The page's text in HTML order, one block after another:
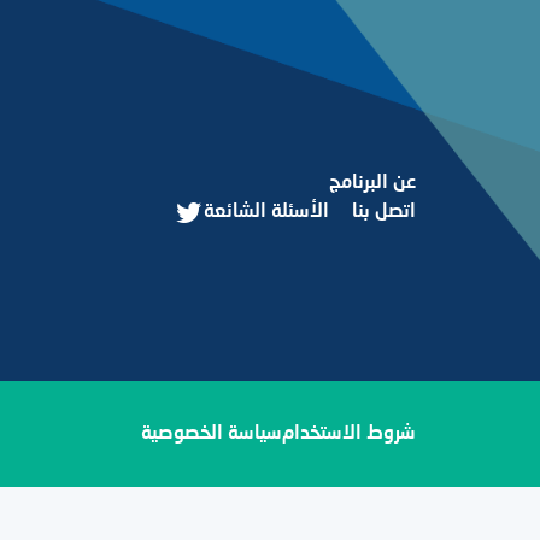
عن البرنامج
اتصل بنا
الأسئلة الشائعة
شروط الاستخدامسياسة الخصوصية